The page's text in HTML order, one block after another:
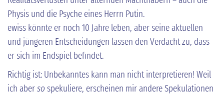
Physis und die Psyche eines Herrn Putin.
ewiss könnte er noch 10 Jahre leben, aber seine aktuellen
und jüngeren Entscheidungen lassen den Verdacht zu, dass
er sich im Endspiel befindet.
Richtig ist: Unbekanntes kann man nicht interpretieren! Weil
ich aberso spekuliere, erscheinen mir andere Spekulationen